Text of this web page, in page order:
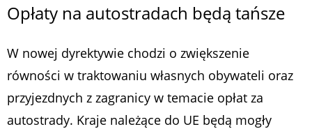
Opłaty na autostradach będą tańsze
W nowej dyrektywie chodzi o zwiększenie
równości w traktowaniu własnych obywateli oraz
przyjezdnych z zagranicy w temacie opłat za
autostrady. Kraje należące do UE będą mogły